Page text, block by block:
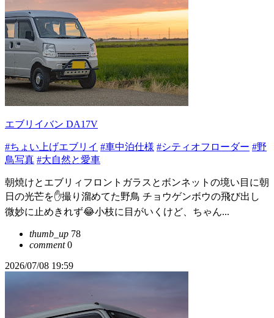
エブリイバン DA17V
#ちょい上げエブリイ #車中泊仕様 #シティオフローダー #野
鳥写真 #大自然と愛車
朝焼けとエブリィフロントガラスとボンネットの境い目に朝
日の光芒を✋撮り溜めてた野鳥 チョウゲンボウの飛び出し
微妙に止めきれず😂小枝に目がいくけど、ちゃん...
thumb_up 78
comment0
2026/07/08 19:59